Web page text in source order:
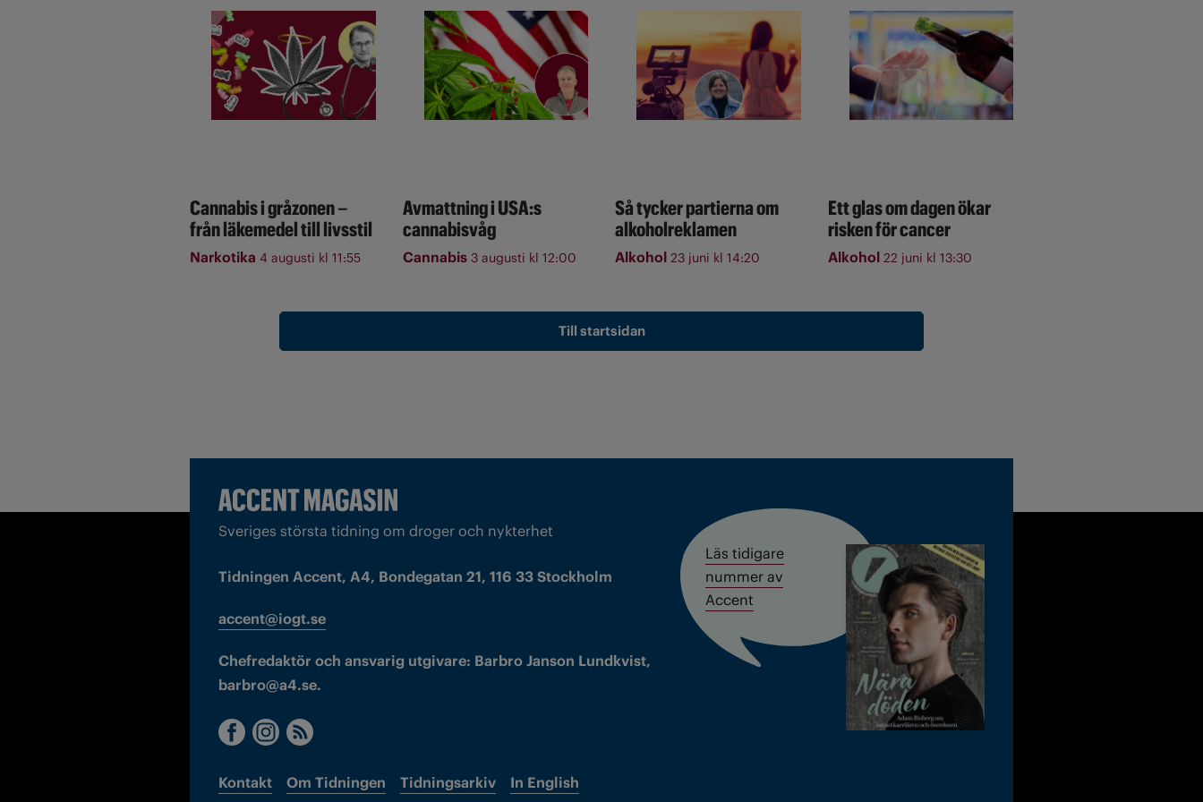
Cannabis i gråzonen –
från läkemedel till livsstil
Narkotika 4 augusti kl 11:55
Avmattning i USA:s
cannabisvåg
Cannabis 3 augusti kl 12:00
Så tycker partierna om
alkoholreklamen
Alkohol 23 juni kl 14:20
Ett glas om dagen ökar
risken för cancer
Alkohol 22 juni kl 13:30
Till startsidan
Sveriges största tidning om droger och nykterhet
Tidningen Accent, A4, Bondegatan 21, 116 33 Stockholm
accent@iogt.se
Chefredaktör och ansvarig utgivare: Barbro Janson Lundkvist,
barbro@a4.se.
Kontakt Om Tidningen Tidningsarkiv In English
Läs tidigare
nummer av
Accent